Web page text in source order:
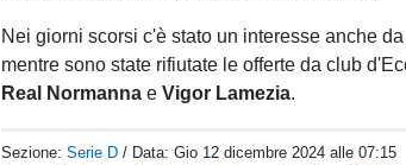
Nei giorni scorsi c'è stato un interesse anche
mentre sono state rifiutate le offerte da club
Real Normannae Vigor Lamezia.
Sezione:Serie D / Data:Gio 12 dicembre 2024 alle 07:15